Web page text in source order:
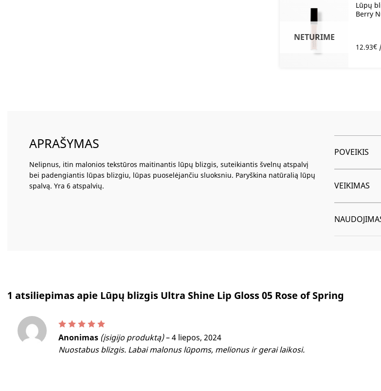
NETURIME
Lūpų
Berry
12.93€
APRAŠYMAS
Nelipnus, itin malonios tekstūros maitinantis lūpų blizgis, suteikiantis švelnų atspalvį
bei padengiantis lūpas blizgiu, lūpas puoselėjančiu sluoksniu. Paryškina natūralią lūpų
spalvą. Yra 6 atspalvių.
POVEIKIS
VEIKIMAS
1 atsiliepimas apie Lūpų blizgis Ultra Shine Lip Gloss 05 Rose of Spring
Įvertinimas: 5iš 5
Anonimas (įsigijo produktą)–4 liepos, 2024
Nuostabus blizgis. Labai malonus lūpoms, melionus ir gerai laikosi.